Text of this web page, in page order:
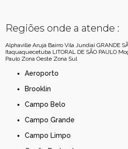
Regiões onde a atende :
Alphaville Arujá Bairro Vila Jundiaí GRANDE
Itaquaquecetuba LITORAL DE SÃO PAULO
Paulo Zona Oeste Zona Sul
Aeroporto
Brooklin
Campo Belo
Campo Grande
Campo Limpo